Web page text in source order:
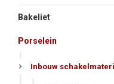
Bakeliet
Porselein
Inbouw